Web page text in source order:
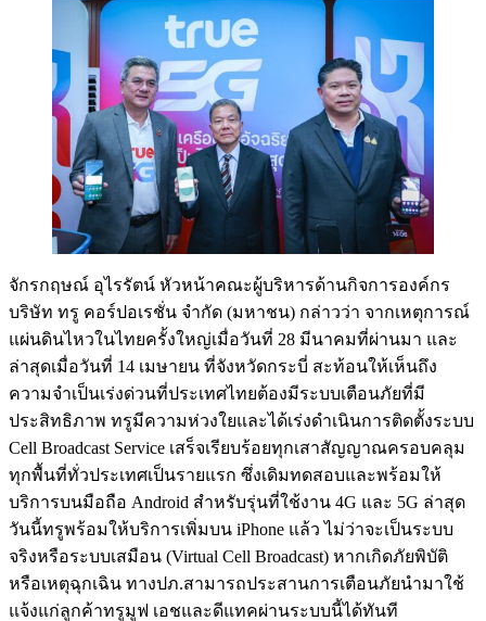
จักรกฤษณ์ อุไรรัตน์ หัวหน้าคณะผู้บริหารด้านกิจการองค์กร
บริษัท ทรู คอร์ปอเรชั่น จำกัด (มหาชน) กล่าวว่า จากเหตุการณ์
แผ่นดินไหวในไทยครั้งใหญ่เมื่อวันที่ 28 มีนาคมที่ผ่านมา และ
ล่าสุดเมื่อวันที่ 14 เมษายน ที่จังหวัดกระบี่ สะท้อนให้เห็นถึง
ความจำเป็นเร่งด่วนที่ประเทศไทยต้องมีระบบเตือนภัยที่มี
ประสิทธิภาพ ทรูมีความห่วงใยและได้เร่งดำเนินการติดตั้งระบบ
Cell Broadcast Service เสร็จเรียบร้อยทุกเสาสัญญาณครอบคลุม
ทุกพื้นที่ทั่วประเทศเป็นรายแรก ซึ่งเดิมทดสอบและพร้อมให้
บริการบนมือถือ Android สำหรับรุ่นที่ใช้งาน 4G และ 5G ล่าสุด
วันนี้ทรูพร้อมให้บริการเพิ่มบน iPhone แล้ว ไม่ว่าจะเป็นระบบ
จริงหรือระบบเสมือน (Virtual Cell Broadcast) หากเกิดภัยพิบัติ
หรือเหตุฉุกเฉิน ทางปภ.สามารถประสานการเตือนภัยนำมาใช้
แจ้งแก่ลูกค้าทรูมูฟ เอชและดีแทคผ่านระบบนี้ได้ทันที